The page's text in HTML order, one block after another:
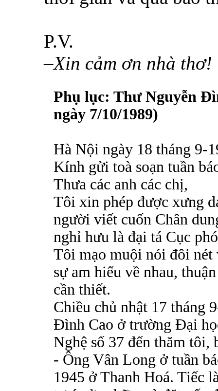
P.V.
–Xin cảm ơn nhà thơ!
Phụ lục: Thư Nguyễn
ngày 7/10/1989)
Hà Nội ngày 18 tháng 9-
Kính gửi toà soạn tuần
Thưa các anh các chị,
Tôi xin phép được xưng
người viết cuốn Chân
nghỉ hưu là đại tá Cục
Tôi mạo muội nói đôi nét
sự am hiểu về nhau,
cần thiết.
Chiều chủ nhật 17 tháng
Đình Cao ở trường Đại
Nghệ số 37 đến thăm tôi,
- Ông Vân Long ở tuần
1945 ở Thanh Hoá. Tiếc